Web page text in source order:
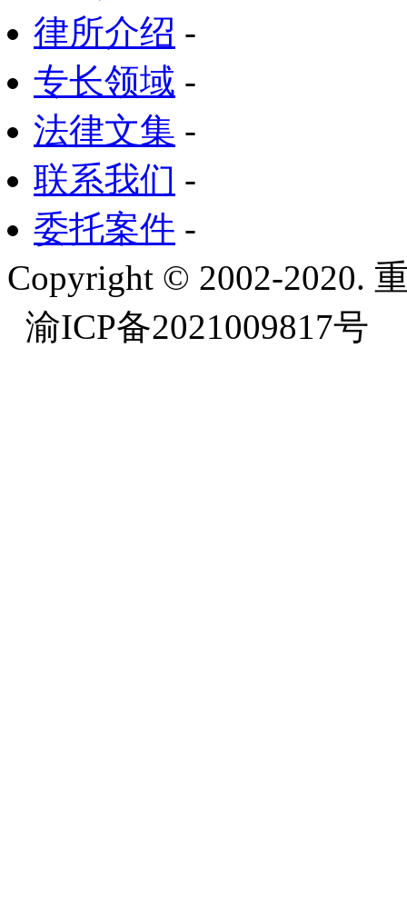
律所介绍 -
专长领域 -
法律文集 -
联系我们 -
委托案件 -
Copyright © 2002-2020.
渝ICP备2021009817号